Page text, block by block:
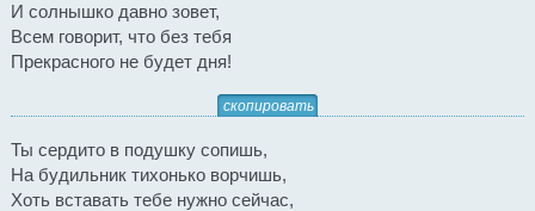
И солнышко давно зовет,
Всем говорит, что без тебя
Прекрасного не будет дня!
скопировать
Ты сердито в подушку сопишь,
На будильник тихонько ворчишь,
Хоть вставать тебе нужно сейчас,